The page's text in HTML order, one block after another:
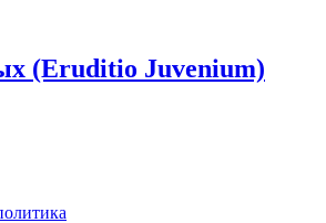
(Eruditio Juvenium)